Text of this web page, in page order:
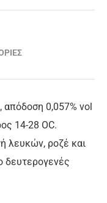
απόδοση 0,057% vol
14-28 OC.
λευκών, ροζέ και
δευτερογενές